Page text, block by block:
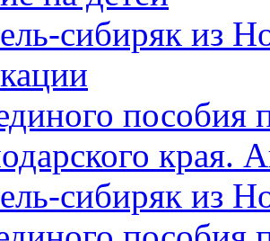
сибиряк из
пособия
края.
сибиряк из